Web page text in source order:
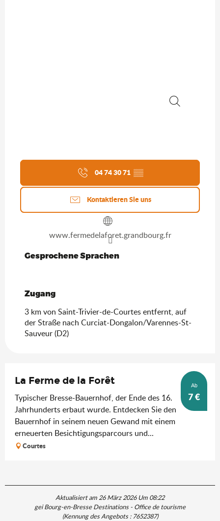
04 74 30 71 ▒▒
Kontaktieren Sie uns
www.fermedelaforet.grandbourg.fr
Gesprochene Sprachen
Gesprochene Sprachen
Zugang
Zugang
3 km von Saint-Trivier-de-Courtes entfernt, auf
der Straße nach Curciat-Dongalon/Varennes-St-
Sauveur (D2)
Ab
7€
La Ferme de la Forêt
Typischer Bresse-Bauernhof, der Ende des 16.
Jahrhunderts erbaut wurde. Entdecken Sie den
Bauernhof in seinem neuen Gewand mit einem
erneuerten Besichtigungsparcours und...
Courtes
Aktualisiert am 26 März 2026 Um 08:22
gei Bourg-en-Bresse Destinations - Office de tourisme
(Kennung des Angebots :7652387)